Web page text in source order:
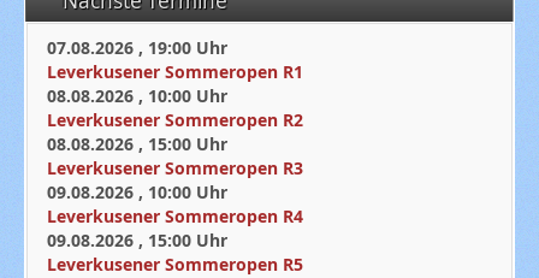
07.08.2026 , 19:00 Uhr
Leverkusener Sommeropen R1
08.08.2026 , 10:00 Uhr
Leverkusener Sommeropen R2
08.08.2026 , 15:00 Uhr
Leverkusener Sommeropen R3
09.08.2026 , 10:00 Uhr
Leverkusener Sommeropen R4
09.08.2026 , 15:00 Uhr
Leverkusener Sommeropen R5